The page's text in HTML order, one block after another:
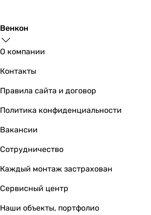
IP25
Максимальная температура
45 °C
Подключение воды
сверху
Подключение холодной воды
3/8 ″
3/8 ″
3/8 ″
нержавеющая сталь
Производство
Венкон
О компании
Контакты
Правила сайта и договор
Политика конфиденциальности
Вакансии
Сотрудничество
Каждый монтаж застрахован
Сервисный центр
Наши объекты, портфолио